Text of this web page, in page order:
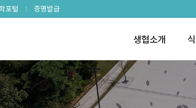
포털 증명발급
생협소개